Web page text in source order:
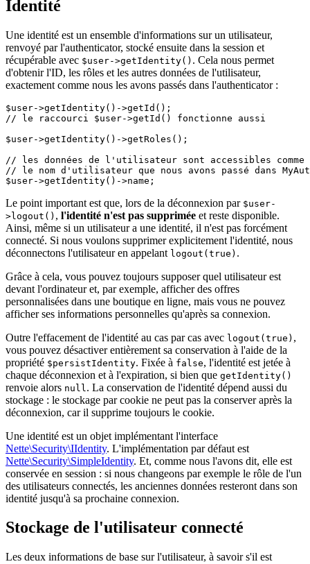
Identité
Une identité est un ensemble d'informations sur un utilisateur,
renvoyé par l'authenticator, stocké ensuite dans la session et
récupérable avec $user->getIdentity() . Cela nous permet
d'obtenir l'ID, les rôles et les autres données de l'utilisateur,
exactement comme nous les avons passés dans l'authenticator :
$user->getIdentity()->getId();
// le raccourci $user->getId() fonctionne aussi
$user->getIdentity()->getRoles();
// les données de l'utilisateur sont accessibles comme
// le nom d'utilisateur que nous avons passé dans
Le point important est que, lors de la déconnexion par $user-
>logout() , l'identité n'est pas supprimée et reste disponible.
Ainsi, même si un utilisateur a une identité, il n'est pas forcément
connecté. Si nous voulons supprimer explicitement l'identité, nous
déconnectons l'utilisateur en appelant logout(true) .
Grâce à cela, vous pouvez toujours supposer quel utilisateur est
devant l'ordinateur et, par exemple, afficher des offres
personnalisées dans une boutique en ligne, mais vous ne pouvez
afficher ses informations personnelles qu'après sa connexion.
Outre l'effacement de l'identité au cas par cas avec logout(true) ,
vous pouvez désactiver entièrement sa conservation à l'aide de la
propriété $persistIdentity. Fixée à false, l'identité est jetée à
chaque déconnexion et à l'expiration, si bien que getIdentity()
renvoie alors null . La conservation de l'identité dépend aussi du
stockage : le stockage par cookie ne peut pas la conserver après la
déconnexion, car il supprime toujours le cookie.
Une identité est un objet implémentant l'interface
Nette\Security\IIdentity. L'implémentation par défaut est
Nette\Security\SimpleIdentity. Et, comme nous l'avons dit, elle est
conservée en session : si nous changeons par exemple le rôle de l'un
des utilisateurs connectés, les anciennes données resteront dans son
identité jusqu'à sa prochaine connexion.
Stockage de l'utilisateur connecté
Les deux informations de base sur l'utilisateur, à savoir s'il est